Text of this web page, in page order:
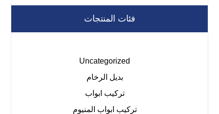
فئات المنتجات
Uncategorized
بديل الرخام
تركيب ابواب
تركيب ابواب المنيوم